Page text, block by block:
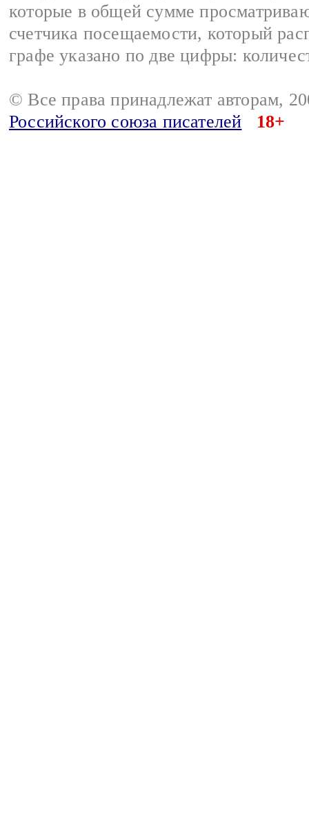
которые в общей сумме
счетчика посещаемости, который
графе указано по две цифры:
© Все права принадлежат авторам,
Российского союза писателей
18+